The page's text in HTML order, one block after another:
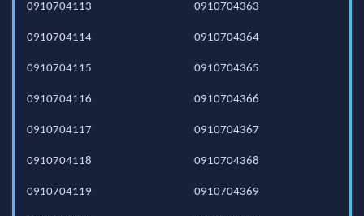
0910704113
0910704114
0910704115
0910704116
0910704117
0910704118
0910704119
0910704363
0910704364
0910704365
0910704366
0910704367
0910704368
0910704369